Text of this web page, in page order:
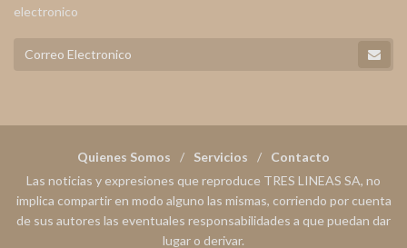
electronico
Quienes Somos Servicios
Contacto
Las noticias y expresiones que reproduce TRES LINEAS SA, no
implica compartir en modo alguno las mismas, corriendo por cuenta
de sus autores las eventuales responsabilidades a que puedan dar
lugar o derivar.